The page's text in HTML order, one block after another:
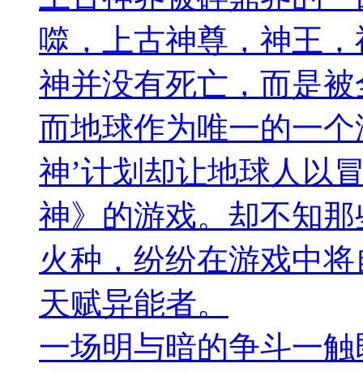
噬，上古神尊，神王
神并没有死亡，而是
而地球作为唯一的一
神’计划却让地球人以
神》的游戏。却不知
火种，纷纷在游戏中
天赋异能者。
一场明与暗的争斗一